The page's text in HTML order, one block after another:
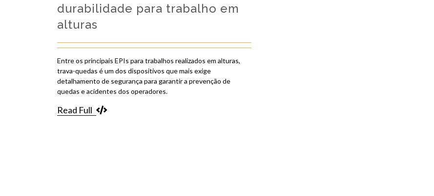
durabilidade para trabalho em
alturas
Entre os principais EPIs para trabalhos realizados em alturas,
trava-quedas é um dos dispositivos que mais exige
detalhamento de segurança para garantir a prevenção de
quedas e acidentes dos operadores.
Read Full